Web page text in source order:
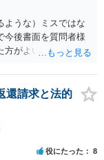
ような）ミスではな
今後書面を質問者様
方がよいと思われま
存じます。 通常は、
字脱字等を確認 Ⅲ
で、どこかの段階で
件では提出時に裁
りますので、その
拠である薬品名を
還請求と法的
役にたった 8